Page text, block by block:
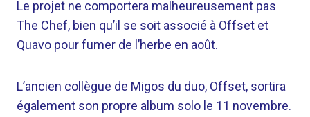
Le projet ne comportera malheureusement pas
The Chef, bien qu’il se soit associé à Offset et
Quavo pour fumer de l’herbe en août.
L’ancien collègue de Migos du duo, Offset, sortira
également son propre album solo le 11 novembre.